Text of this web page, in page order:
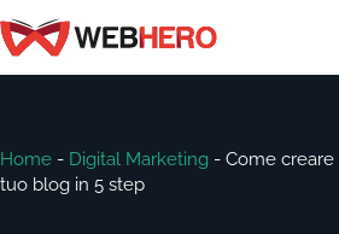
Home - Digital Marketing - Come
tuo blog in 5 step